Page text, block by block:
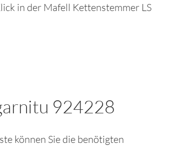
in der Mafell Kettenstemmer LS
924228
können Sie die benötigten